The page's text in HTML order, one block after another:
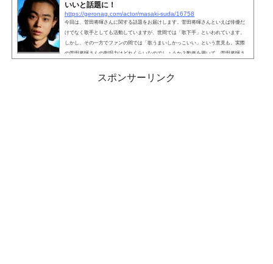
いいと話題に！
https://geronag.com/actor/masaki-suda/16758
今回は、菅田将暉さんに関する話題をお届けします。菅田将暉さんといえば俳優だ
けでなく歌手としても活動していますが、世間では「歌下手」といわれています。
しかし、その一方でファンの間では「歌うまいしかっこいい」という意見も。実際
の菅田将暉さんの歌唱力はどれくらいなのでしょうか？動画を用いて、菅田将暉さ
菅田将暉は歌下手？俳優として人気絶頂の中、小松菜奈さんとの結婚を発表して更
に注目が集まっていた菅田将暉さん。歌手デビューもして...
スポンサーリンク